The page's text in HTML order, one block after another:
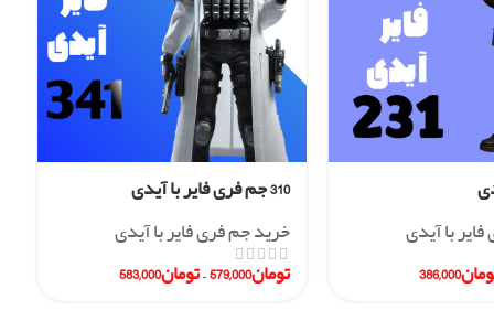
با آیدی
386,000
310 جم فری فایر با آیدی
خرید جم فری فایر با آیدی
تومان579,000
–تومان583,000